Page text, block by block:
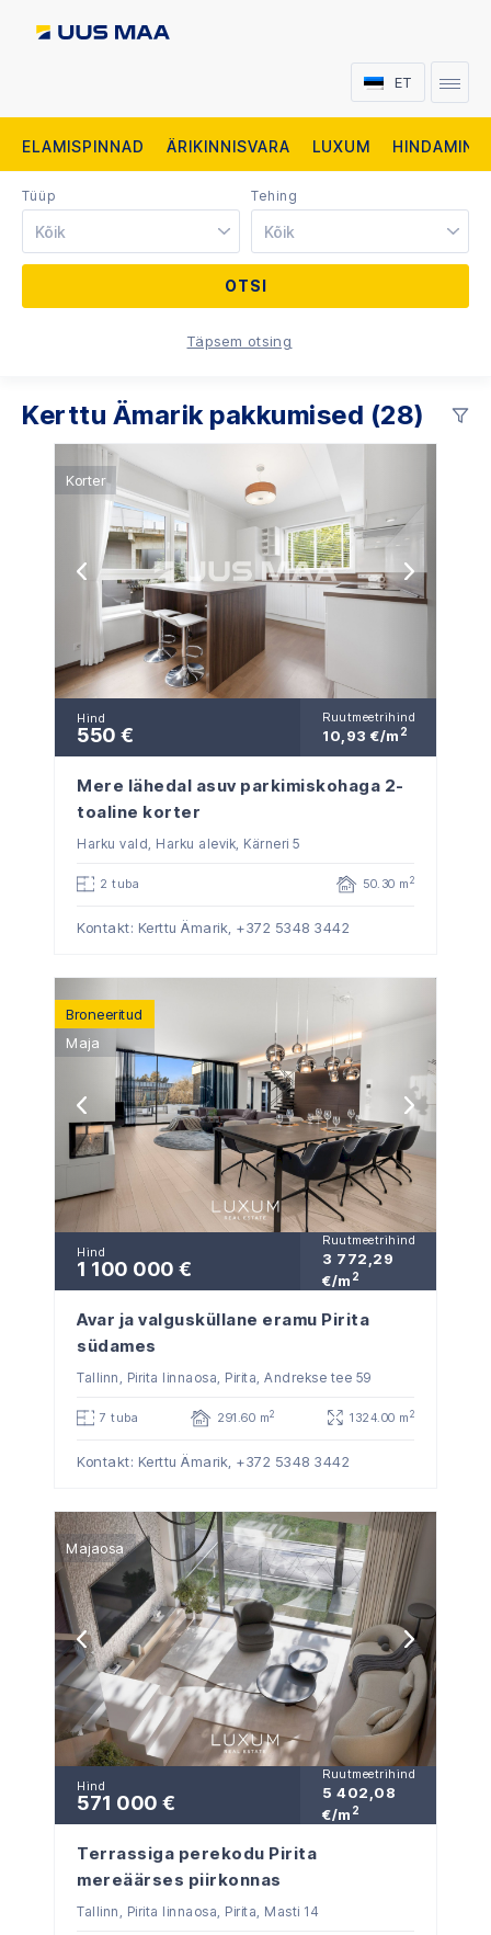
ET
ELAMISPINNAD ÄRIKINNISVARA LUXUM HINDAMINE
Tüüp
Kõik
Tehing
Kõik
Täpsem otsing
Kerttu Ämarik pakkumised (28)
Korter
Hind
550 €
Ruutmeetrihind
10,93 €/m 2
Mere lähedal asuv parkimiskohaga 2-
toaline korter
Harku vald, Harku alevik, Kärneri 5
2 tuba 50.30 m 2
Kontakt: Kerttu Ämarik, +372 5348 3442
Broneeritud
Maja
Hind
1 100 000 €
Ruutmeetrihind
3 772,29
€/m 2
Avar ja valgusküllane eramu Pirita
südames
Tallinn, Pirita linnaosa, Pirita, Andrekse tee 59
7 tuba 291.60 m2 1324.00 m 2
Kontakt: Kerttu Ämarik, +372 5348 3442
Majaosa
Hind
571 000 €
Ruutmeetrihind
5 402,08
€/m 2
Terrassiga perekodu Pirita
mereäärses piirkonnas
Tallinn, Pirita linnaosa, Pirita, Masti 14